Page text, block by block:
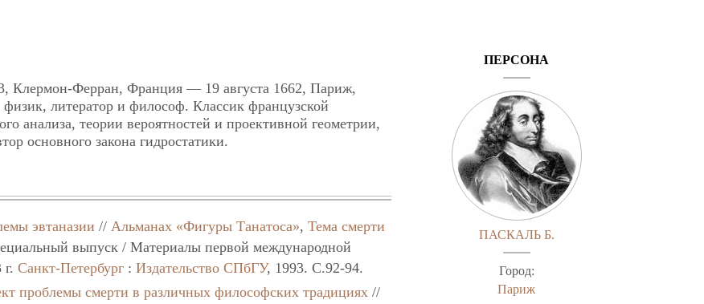
Клермон-Ферран, Франция — 19 августа 1662, Париж,
литератор и философ. Классик французской
анализа, теории вероятностей и проективной геометрии,
основного закона гидростатики.
эвтаназии // Альманах «Фигуры Танатоса»,Тема смерти
выпуск / Материалы первой международной
г.Санкт-Петербург :Издательство СПбГУ, 1993. C.92-94.
проблемы смерти в различных философских традициях //
ПЕРСОНА
ПАСКАЛЬ Б.
Город:
Париж